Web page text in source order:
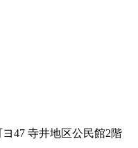
ヨ47 寺井地区公民館2階